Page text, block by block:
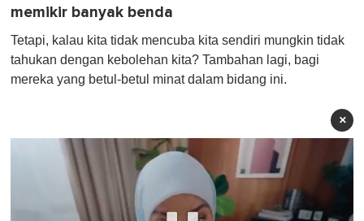
memikir banyak benda
Tetapi, kalau kita tidak mencuba kita sendiri mungkin tidak
tahukan dengan kebolehan kita? Tambahan lagi, bagi
mereka yang betul-betul minat dalam bidang ini.
×